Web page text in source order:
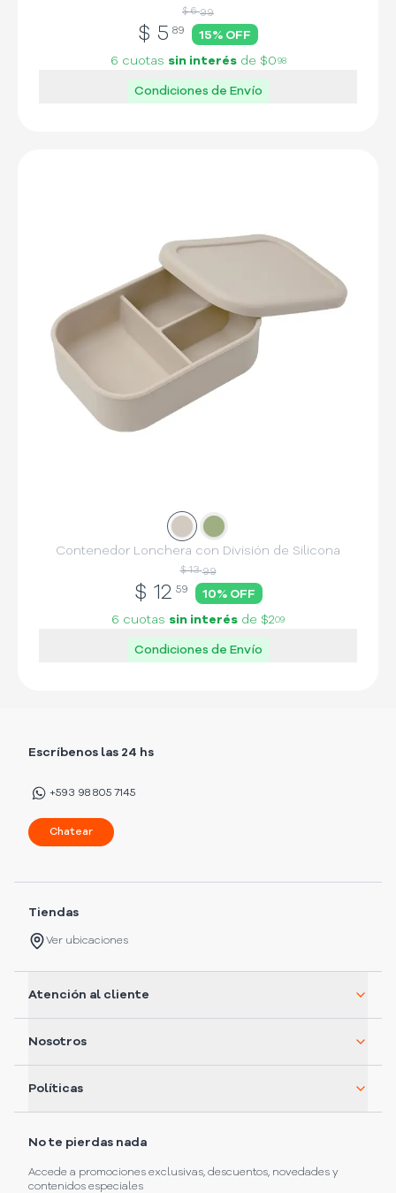
$ 6 99
$ 5 89 15% OFF
6 cuotas sin interésde $0 98
Condiciones de Envío
Slide 1
Slide
Contenedor Lonchera con División de Silicona
$ 13 99
$ 12 59 10% OFF
6 cuotas sin interés de $209
Condiciones de Envío
Escríbenos las 24 hs
+593 98 805 7145
Chatear
Tiendas
Ver ubicaciones
Atención al cliente
Nosotros
Políticas
No te pierdas nada
Accede a promociones exclusivas, descuentos, novedades y
contenidos especiales